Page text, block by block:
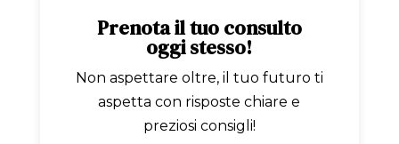
Prenota il tuo consulto
oggi stesso!
Non aspettare oltre, il tuo futuro ti
aspetta con risposte chiare e
preziosi consigli!